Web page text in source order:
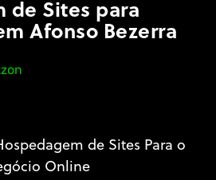
de Sites para
Afonso Bezerra
de Sites Para o
Online